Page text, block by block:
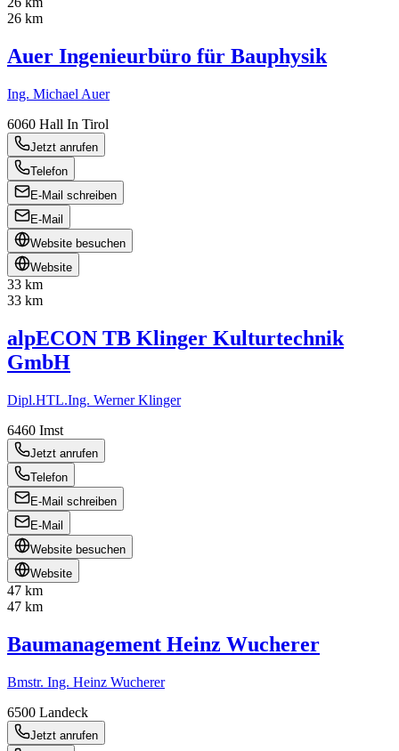
26 km
Auer Ingenieurbüro für Bauphysik
Ing. Michael Auer
6060 Hall In Tirol
Jetzt anrufen
Telefon
E-Mail schreiben
E-Mail
Website besuchen
Website
33 km
33 km
alpECON TB Klinger Kulturtechnik
GmbH
Dipl.HTL.Ing. Werner Klinger
6460 Imst
Jetzt anrufen
Telefon
E-Mail schreiben
E-Mail
Website besuchen
Website
47 km
47 km
Baumanagement Heinz Wucherer
Bmstr. Ing. Heinz Wucherer
6500 Landeck
Jetzt anrufen